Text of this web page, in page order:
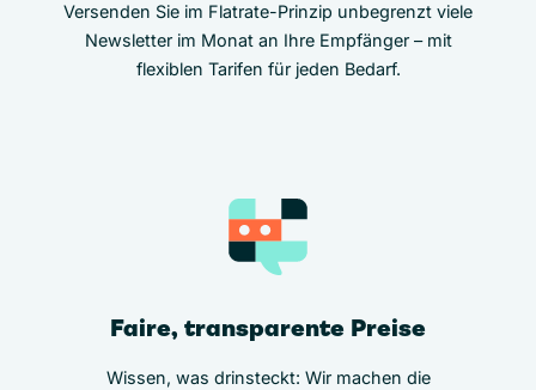
Versenden Sie im Flatrate-Prinzip unbegrenzt viele
Newsletter im Monat an Ihre Empfänger – mit
flexiblen Tarifen für jeden Bedarf.
Faire, transparente Preise
Wissen, was drinsteckt: Wir machen die